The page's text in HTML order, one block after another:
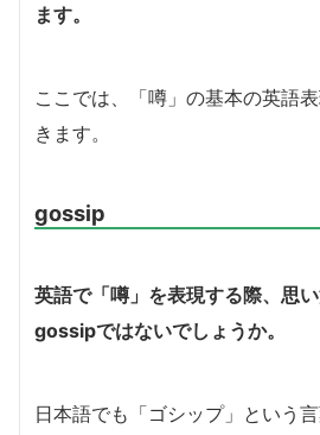
ます。
ここでは、「噂」の基本の英語
きます。
gossip
英語で「噂」を表現する際、思
gossipではないでしょうか。
日本語でも「ゴシップ」という言